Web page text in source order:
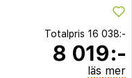
Totalpris 16 038:-
8 019:-
läs mer